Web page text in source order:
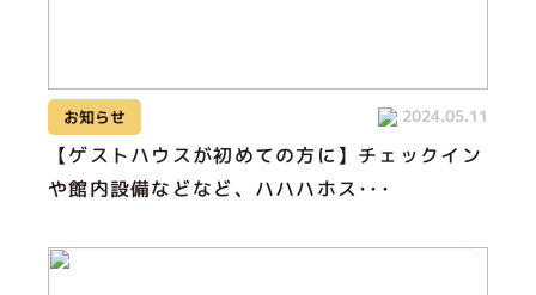
お知らせ 2024.05.11
【ゲストハウスが初めての方に】チェックイン
や館内設備などなど、ハハハホス･･･